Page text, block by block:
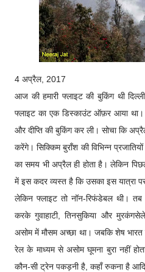
4 अप्रैल, 2017
आज की हमारी फ्लाइट की बुकिंग थी
फ्लाइट का एक डिस्काउंट ऑफ़र आया था।
और दीप्ति की बुकिंग कर ली। सोचा कि
करेंगे। सिक्किम बुराँश की विभिन्न
का समय भी अप्रैल ही होता है। लेकिन
में इस कदर व्यस्त है कि उसका इस यात्रा पर
लेकिन फ्लाइट तो नॉन-रिफंडेबल थी।
करके गुवाहाटी, तिनसुकिया और
असोम में मौसम अच्छा था। जबकि शेष भारत
रेल के माध्यम से असोम घूमना बुरा नहीं
कौन-सी ट्रेन पकड़नी है, कहाँ रुकना है